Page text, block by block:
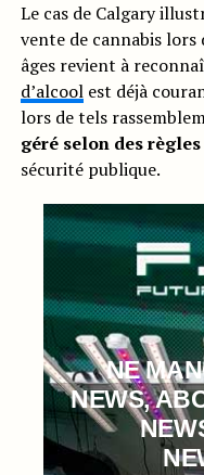
Le cas de Calgary
vente de cannabis lors
âges revient à
d’alcoolest déjà
lors de tels
géré selon des règles
sécurité publique.
NE
NEWS,